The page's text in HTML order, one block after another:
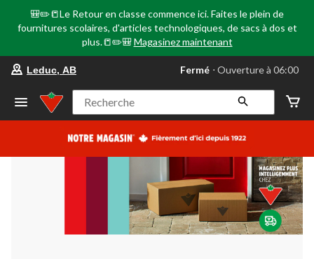
🎒✏️📒Le Retour en classe commence ici. Faites le plein de
fournitures scolaires, d'articles technologiques, de sacs à dos et
plus.📒✏️🎒 Magasinez maintenant
votre
préféré
Leduc,
AB,
courament
Ouverture
à
06:00
cliquer
pour
changer
Leduc, AB Fermé ⋅ Ouverture à 06:00
Recherche